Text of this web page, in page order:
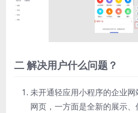
二 解决用户什么问题？
未开通轻应用小程序的企业
网页，一方面是全新的展示